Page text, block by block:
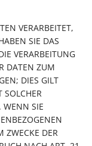
VERARBEITET,
SIE DAS
VERARBEITUNG
DATEN ZUM
DIES GILT
SOLCHER
WENN SIE
ZWECKE DER